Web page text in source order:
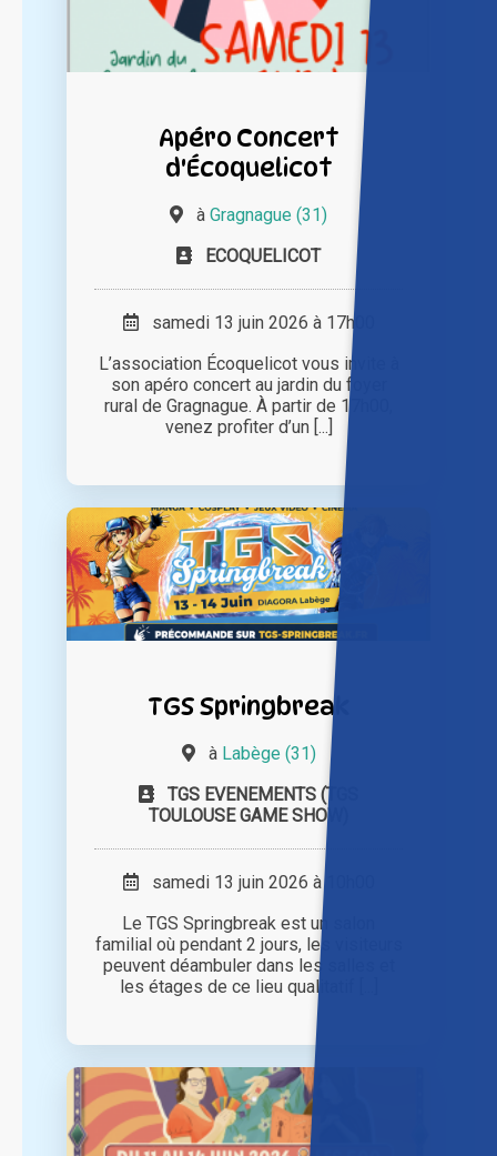
Apéro Concert
d'Écoquelicot
à Gragnague (31)
ECOQUELICOT
samedi 13 juin 2026 à 17h00
L’association Écoquelicot vous invite à
son apéro concert au jardin du foyer
rural de Gragnague. À partir de 17h00,
venez profiter d’un [...]
TGS Springbreak
à Labège (31)
TGS EVENEMENTS (TGS
TOULOUSE GAME SHOW)
samedi 13 juin 2026 à 10h00
Le TGS Springbreak est un salon
familial où pendant 2 jours, les visiteurs
peuvent déambuler dans les salles et
les étages de ce lieu qualitatif [...]